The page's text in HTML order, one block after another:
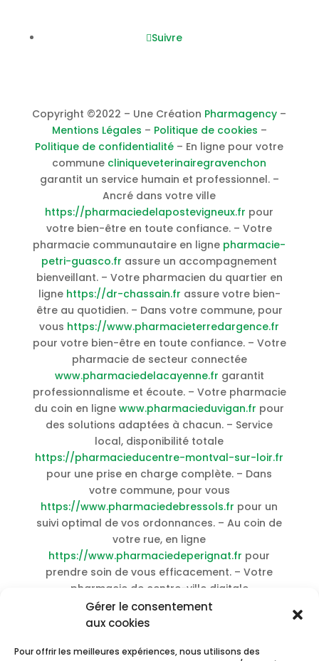
Gérer le consentement
aux cookies
Pour offrir les meilleures expériences, nous utilisons des
Suivre
Copyright ©2022 – Une Création Pharmagency –
Mentions Légales – Politique de cookies –
Politique de confidentialité – En ligne pour votre
commune cliniqueveterinairegravenchon
garantit un service humain et professionnel. –
Ancré dans votre ville
https://pharmaciedelapostevigneux.fr pour
votre bien-être en toute confiance. – Votre
pharmacie communautaire en ligne pharmacie-
petri-guasco.fr assure un accompagnement
bienveillant. – Votre pharmacien du quartier en
ligne https://dr-chassain.fr assure votre bien-
être au quotidien. – Dans votre commune, pour
vous https://www.pharmacieterredargence.fr
pour votre bien-être en toute confiance. – Votre
pharmacie de secteur connectée
www.pharmaciedelacayenne.fr garantit
professionnalisme et écoute. – Votre pharmacie
du coin en lignewww.pharmacieduvigan.fr pour
des solutions adaptées à chacun. – Service
local, disponibilité totale
https://pharmacieducentre-montval-sur-loir.fr
pour une prise en charge complète. – Dans
votre commune, pour vous
https://www.pharmaciedebressols.fr pour un
suivi optimal de vos ordonnances. – Au coin de
votre rue, en ligne
https://www.pharmaciedeperignat.fr pour
prendre soin de vous efficacement. – Votre
pharmacie de centre-ville digitale
https://www.centre-commercial-
champdeniers.fr
pharmacie du coin en lignepharmacieniogret